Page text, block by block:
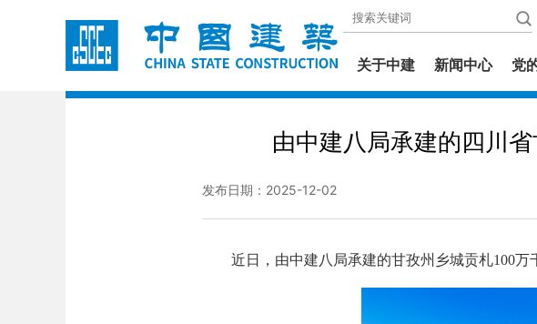
关于中建 新闻中心 党
由中建八局承建的四川
发布日期：2025-12-02
近日，由中建八局承建的甘孜州乡城贡札100万